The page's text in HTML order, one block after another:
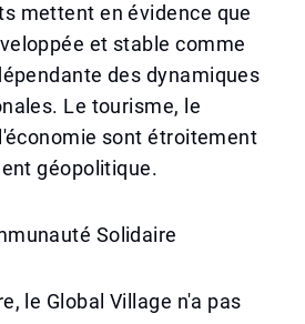
mettent en évidence que
et stable comme
des dynamiques
Le tourisme, le
sont étroitement
géopolitique.
Solidaire
le Global Village n'a pas